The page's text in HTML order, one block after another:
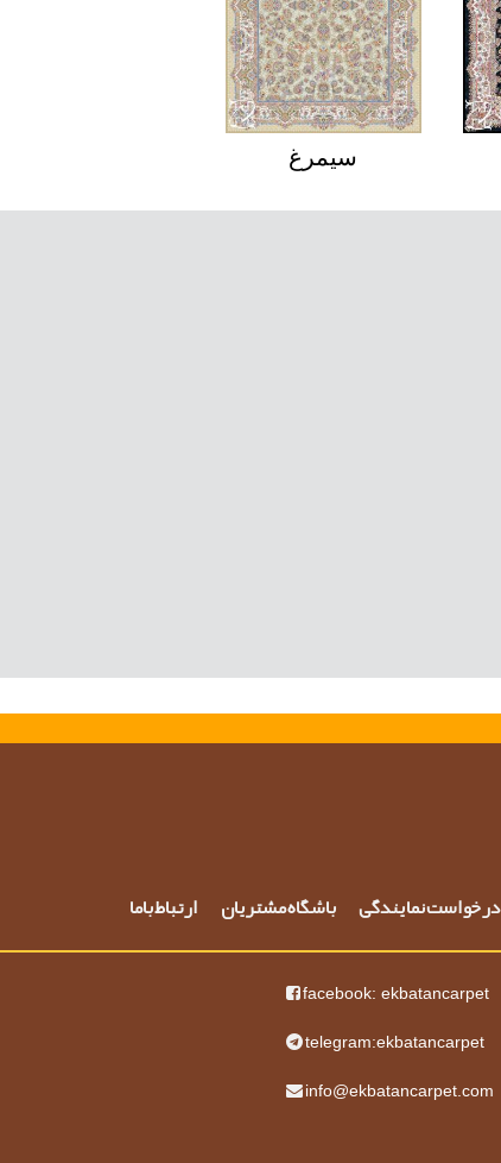
درخواست نمایندگی باشگاه مشتریان ارتباط باما
facebook: ekbatancarpet
telegram:ekbatancarpet
info@ekbatancarpet.com